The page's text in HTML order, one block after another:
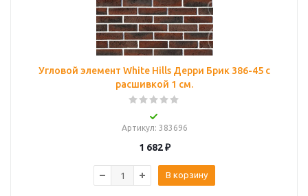
Угловой элемент White Hills Дерри Брик 386-45 с
расшивкой 1 см.
Артикул: 383696
1 682₽
В корзину